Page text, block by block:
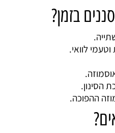
בזמן?
לוואי.
הסינון.
ההפוכה.